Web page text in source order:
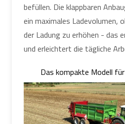
befüllen. Die klappbaren
ein maximales Ladevolumen,
der Ladung zu erhöhen - das
und erleichtert die tägliche
Das kompakte Modell